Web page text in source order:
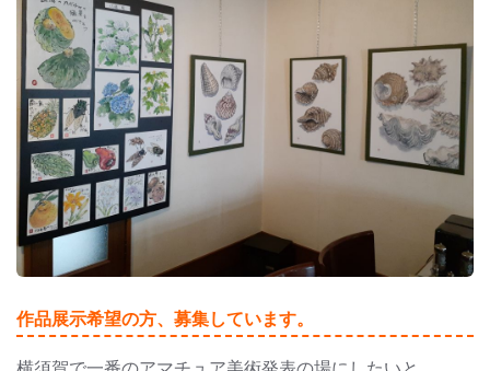
作品展示希望の方、募集しています。